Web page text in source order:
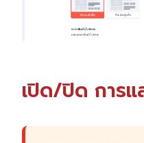
เปิด/ปิด การแ